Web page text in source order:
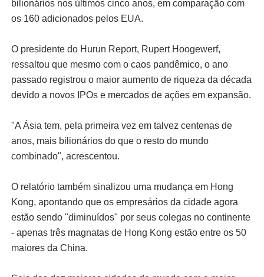
bilionários nos últimos cinco anos, em comparação com
os 160 adicionados pelos EUA.
O presidente do Hurun Report, Rupert Hoogewerf,
ressaltou que mesmo com o caos pandêmico, o ano
passado registrou o maior aumento de riqueza da década
devido a novos IPOs e mercados de ações em expansão.
"A Ásia tem, pela primeira vez em talvez centenas de
anos, mais bilionários do que o resto do mundo
combinado", acrescentou.
O relatório também sinalizou uma mudança em Hong
Kong, apontando que os empresários da cidade agora
estão sendo "diminuídos" por seus colegas no continente
- apenas três magnatas de Hong Kong estão entre os 50
maiores da China.